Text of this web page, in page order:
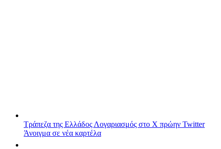
Τράπεζα της Ελλάδος Λογαριασμός στο X πρώην Twitter
Άνοιγμα σε νέα καρτέλα